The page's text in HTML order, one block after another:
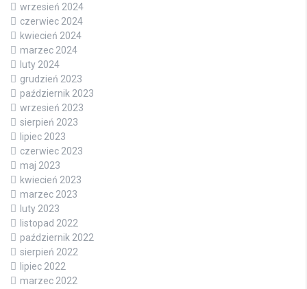
wrzesień 2024
czerwiec 2024
kwiecień 2024
marzec 2024
luty 2024
grudzień 2023
październik 2023
wrzesień 2023
sierpień 2023
lipiec 2023
czerwiec 2023
maj 2023
kwiecień 2023
marzec 2023
luty 2023
listopad 2022
październik 2022
sierpień 2022
lipiec 2022
marzec 2022